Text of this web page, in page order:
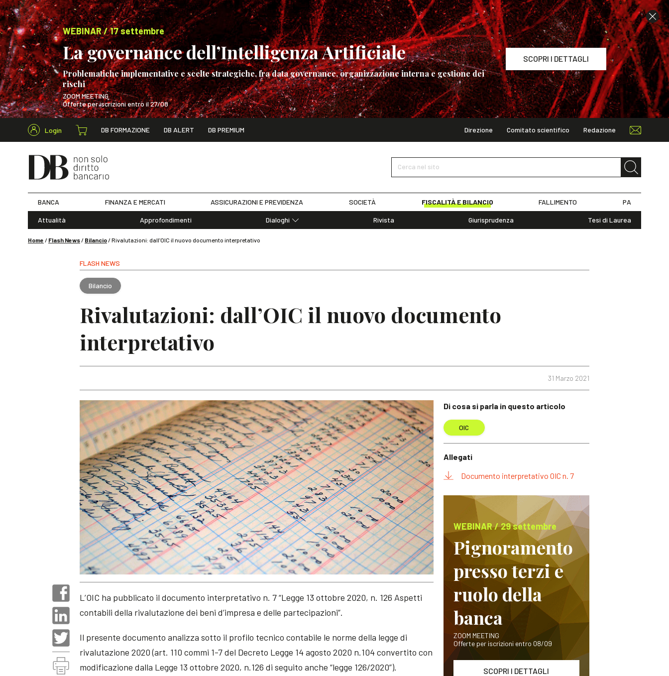
WEBINAR / 17 settembre
La governance dell’Intelligenza Artificiale
Problematiche implementative e scelte strategiche, fra data governance, organizzazione interna e gestione dei
rischi
ZOOM MEETING
Offerte per iscrizioni entro il 27/08
SCOPRI I DETTAGLI
WEBINAR / 17 settembre
Login DB FORMAZIONE DB ALERT DB PREMIUM Direzione Comitato scientifico Redazione
Cerca nel sito
Cerca nel sito
BANCA FINANZA E MERCATI ASSICURAZIONI E PREVIDENZA SOCIETÀ FISCALITÀ E BILANCIO FALLIMENTO PA
Attualità Approfondimenti
Dialoghi
Rivista Giurisprudenza Tesi di Laurea
Home / Flash News/ Bilancio/Rivalutazioni: dall’OIC il nuovo documento interpretativo
FLASH NEWS
Bilancio
Rivalutazioni: dall’OIC il nuovo documento
interpretativo
31 Marzo 2021
L’OIC ha pubblicato il documento interpretativo n. 7 “Legge 13 ottobre 2020, n. 126 Aspetti
contabili della rivalutazione dei beni d’impresa e delle partecipazioni”.
Il presente documento analizza sotto il profilo tecnico contabile le norme della legge di
rivalutazione 2020 (art. 110 commi 1-7 del Decreto Legge 14 agosto 2020 n.104 convertito con
modificazione dalla Legge 13 ottobre 2020, n.126 di seguito anche “legge 126/2020”).
Di cosa si parla in questo articolo
OIC
Allegati
Documento interpretativo OIC n. 7
WEBINAR / 29 settembre
Pignoramento
presso terzi e
ruolo della
banca
ZOOM MEETING
Offerte per iscrizioni entro 08/09
SCOPRI I DETTAGLI